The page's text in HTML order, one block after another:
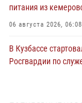
питания из
06 августа 2026, 06:08
В Кузбассе
Росгвардии по